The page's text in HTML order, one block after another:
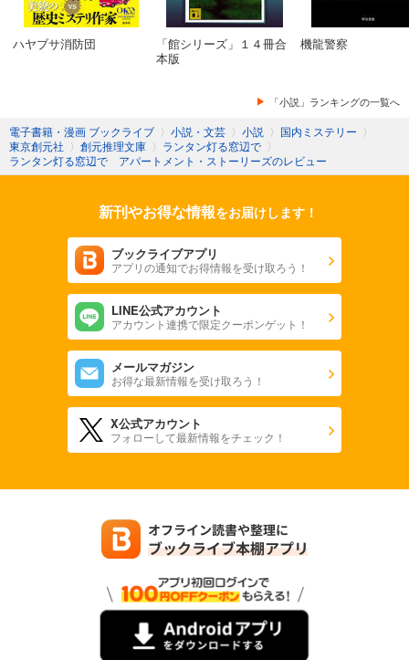
ハヤブサ消防団
「館シリーズ」１４冊合
本版
機龍警察
「小説」ランキングの一覧へ
電子書籍・漫画 ブックライブ 〉 小説・文芸 〉 小説 〉 国内ミステリー 〉
東京創元社 〉 創元推理文庫 〉 ランタン灯る窓辺で 〉
ランタン灯る窓辺で アパートメント・ストーリーズのレビュー
新刊やお得な情報をお届けします！
ブックライブアプリ
アプリの通知でお得情報を受け取ろう！
LINE公式アカウント
アカウント連携で限定クーポンゲット！
メールマガジン
お得な最新情報を受け取ろう！
X公式アカウント
フォローして最新情報をチェック！